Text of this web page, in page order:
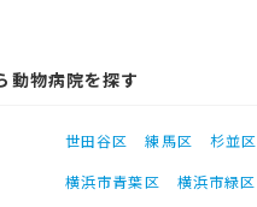
動物病院を探す
世田谷区 練馬区 杉並区
横浜市青葉区 横浜市緑区